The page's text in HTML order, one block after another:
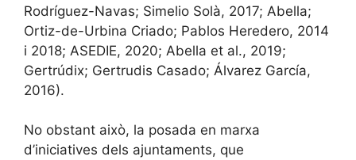
Rodríguez-Navas; Simelio Solà, 2017; Abella;
Ortiz-de-Urbina Criado; Pablos Heredero, 2014
i 2018; ASEDIE, 2020; Abella et al., 2019;
Gertrúdix; Gertrudis Casado; Álvarez García,
2016).
No obstant això, la posada en marxa
d’iniciatives dels ajuntaments, que